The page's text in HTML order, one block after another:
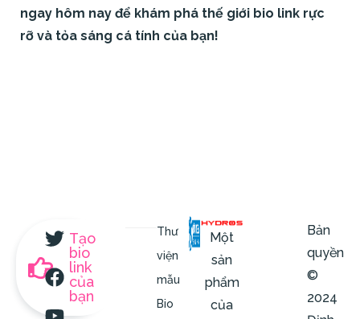
ngay hôm nay để khám phá thế giới bio link rực
rỡ và tỏa sáng cá tính của bạn!
Tạo
bio
link
của
bạn
Thư
viện
mẫu
Bio
Một
sản
phẩm
của
Bản
quyền
©
2024